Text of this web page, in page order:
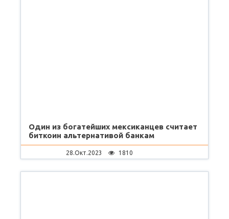
Один из богатейших мексиканцев считает
биткоин альтернативой банкам
28.Окт.2023 1810